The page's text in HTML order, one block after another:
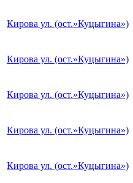
Кирова ул. (ост.»Куцыгина»)
Кирова ул. (ост.»Куцыгина»)
Кирова ул. (ост.»Куцыгина»)
Кирова ул. (ост.»Куцыгина»)
Кирова ул. (ост.»Куцыгина»)